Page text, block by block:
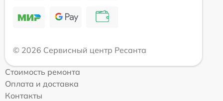
© 2026 Сервисный центр Ресанта
Стоимость ремонта
Оплата и доставка
Контакты